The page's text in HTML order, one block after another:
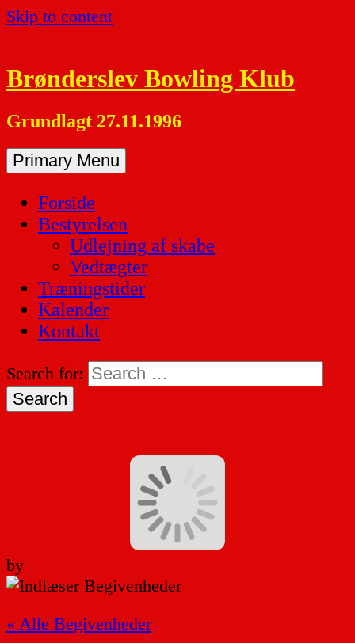
Skip to content
Brønderslev Bowling Klub
Grundlagt 27.11.1996
Primary Menu
Forside
Bestyrelsen
Udlejning af skabe
Vedtægter
Træningstider
Kalender
Kontakt
Search for:
by
« Alle Begivenheder